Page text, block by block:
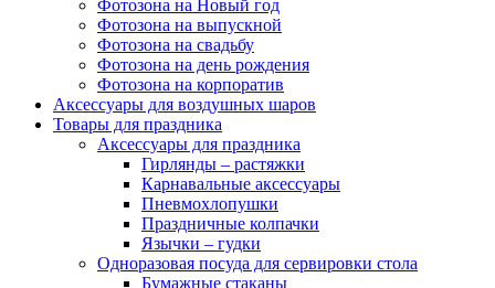
Фотозона на Новый год
Фотозона на выпускной
Фотозона на свадьбу
Фотозона на день рождения
Фотозона на корпоратив
Аксессуары для воздушных шаров
Товары для праздника
Аксессуары для праздника
Гирлянды – растяжки
Карнавальные аксессуары
Пневмохлопушки
Праздничные колпачки
Язычки – гудки
Одноразовая посуда для сервировки стола
Бумажные стаканы